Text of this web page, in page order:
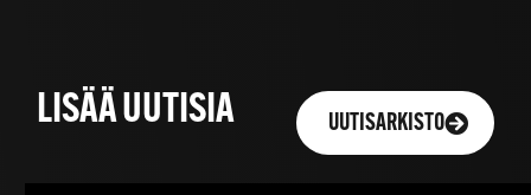
LISÄÄ UUTISIA UUTISARKISTO